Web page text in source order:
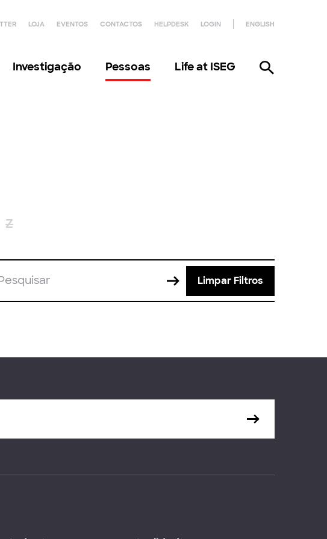
LOJA EVENTOS CONTACTOS HELPDESK LOGIN ENGLISH
Investigação Pessoas Life at ISEG
Z
Limpar Filtros